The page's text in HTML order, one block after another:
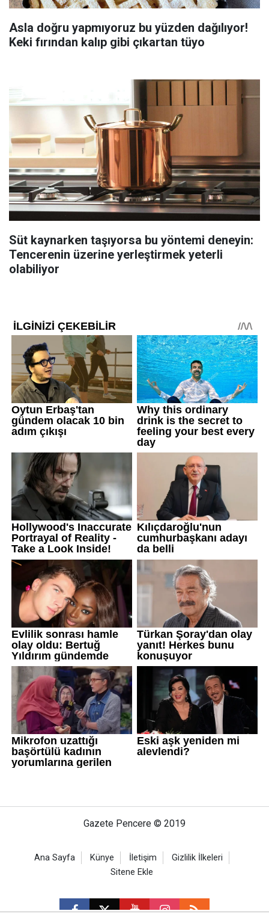
Asla doğru yapmıyoruz bu yüzden dağılıyor!
Keki fırından kalıp gibi çıkartan tüyo
Süt kaynarken taşıyorsa bu yöntemi deneyin:
Tencerenin üzerine yerleştirmek yeterli
olabiliyor
Gazete Pencere © 2019
Ana Sayfa Künye İletişim
Gizlilik İlkeleri
Sitene Ekle